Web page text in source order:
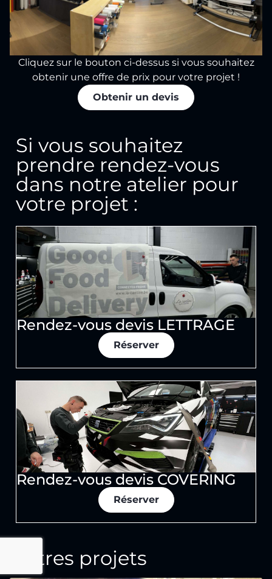
Cliquez sur le bouton ci-dessus si vous souhaitez
obtenir une offre de prix pour votre projet !
Obtenir un devis
Si vous souhaitez
prendre rendez-vous
dans notre atelier pour
votre projet :
Rendez-vous devis LETTRAGE
Réserver
Rendez-vous devis COVERING
Réserver
Autres projets